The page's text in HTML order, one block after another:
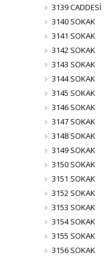
3139 CADDESİ
3140 SOKAK
3141 SOKAK
3142 SOKAK
3143 SOKAK
3144 SOKAK
3145 SOKAK
3146 SOKAK
3147 SOKAK
3148 SOKAK
3149 SOKAK
3150 SOKAK
3151 SOKAK
3152 SOKAK
3153 SOKAK
3154 SOKAK
3155 SOKAK
3156 SOKAK